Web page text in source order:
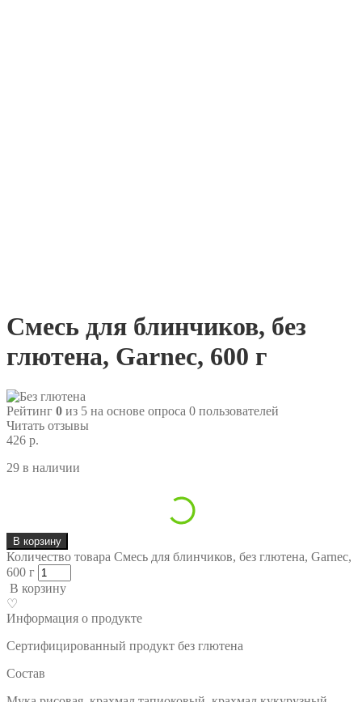
Смесь для блинчиков, без
глютена, Garnec, 600 г
Рейтинг 0 из 5 на основе опроса 0 пользователей
Читать отзывы
426 р.
29 в наличии
В корзину
Количество товара Смесь для блинчиков, без глютена, Garnec,
600 г
В корзину
♡
Информация о продукте
Сертифицированный продукт без глютена
Состав